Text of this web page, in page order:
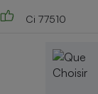
Ci 77510